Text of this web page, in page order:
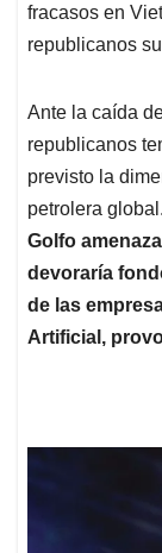
fracasos en
republicanos
Ante la caída
republicanos
previsto la
petrolera global.
Golfo
devoraría
de las
Artificial,